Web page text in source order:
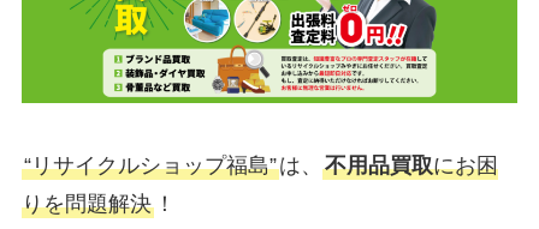
“リサイクルショップ福島”は、 不用品買取にお困
りを問題解決！